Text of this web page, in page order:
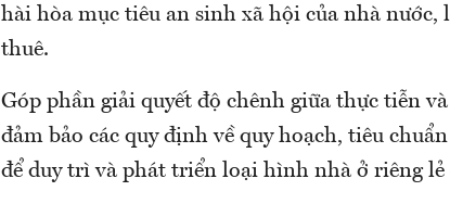
hài hòa mục tiêu an sinh xã hội của nhà
thuê.
Góp phần giải quyết độ chênh giữa thực tiễn
đảm bảo các quy định về quy hoạch, tiêu
để duy trì và phát triển loại hình nhà ở riêng